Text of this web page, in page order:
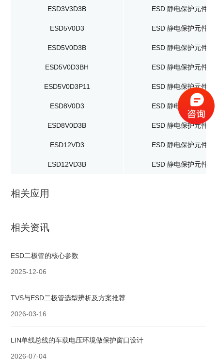
ESD3V3D3B ESD 静电保护元件
ESD5V0D3 ESD 静电保护元件
ESD5V0D3B ESD 静电保护元件
ESD5V0D3BH ESD 静电保护元件
ESD5V0D3P11 ESD 静电保护元件
ESD8V0D3 ESD 静电保护元件
ESD8V0D3B ESD 静电保护元件
ESD12VD3 ESD 静电保护元件
ESD12VD3B ESD 静电保护元件
相关应用
相关资讯
ESD二极管的核心参数
2025-12-06
TVS与ESD二极管选型辨析及方案推荐
2026-03-16
LIN单线总线的车载电压环境做保护窗口设计
2026-07-04